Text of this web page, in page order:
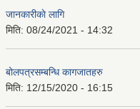
जानकारीकाे लागि
मिति: 08/24/2021 - 14:32
बोलपत्रसम्बन्धि कागजातहरु
मिति: 12/15/2020 - 16:15